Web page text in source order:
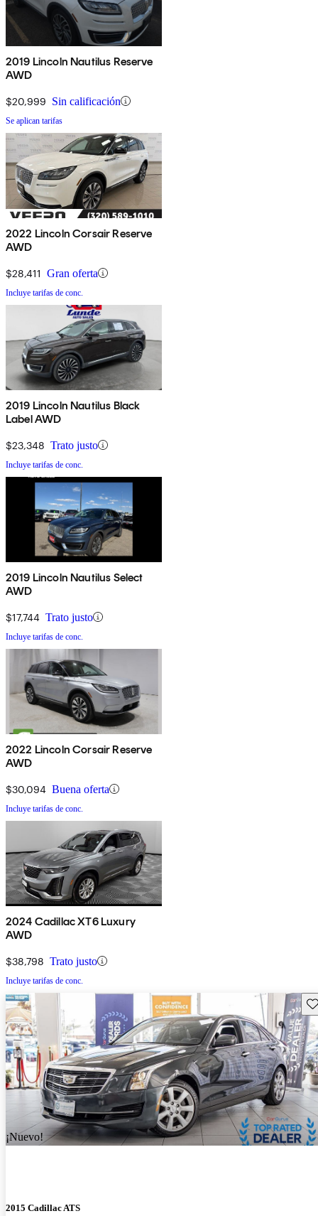
2019 Lincoln Nautilus Reserve
AWD
$20,999 Sin calificación
Se aplican tarifas
2022 Lincoln Corsair Reserve
AWD
$28,411 Gran oferta
Incluye tarifas de conc.
2019 Lincoln Nautilus Black
Label AWD
$23,348 Trato justo
Incluye tarifas de conc.
2019 Lincoln Nautilus Select
AWD
$17,744 Trato justo
Incluye tarifas de conc.
2022 Lincoln Corsair Reserve
AWD
$30,094 Buena oferta
Incluye tarifas de conc.
2024 Cadillac XT6 Luxury
AWD
$38,798 Trato justo
Incluye tarifas de conc.
¡Nuevo!
2015 Cadillac ATS